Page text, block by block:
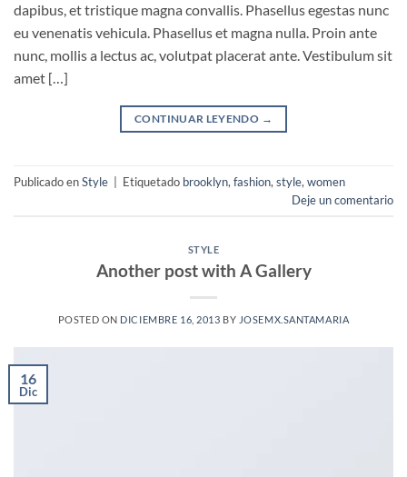
dapibus, et tristique magna convallis. Phasellus egestas nunc
eu venenatis vehicula. Phasellus et magna nulla. Proin ante
nunc, mollis a lectus ac, volutpat placerat ante. Vestibulum sit
amet […]
CONTINUAR LEYENDO →
Publicado enStyle Etiquetado brooklyn, fashion, style, women
Deje un comentario
STYLE
Another post with A Gallery
POSTED ON DICIEMBRE 16, 2013 BY JOSEMX.SANTAMARIA
16
Dic